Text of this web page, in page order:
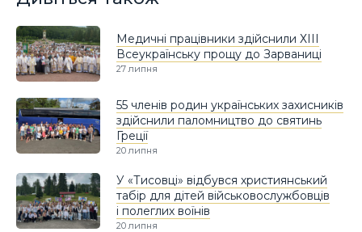
Медичні працівники здійснили ХІІІ
Всеукраїнську прощу до Зарваниці
27 липня
55 членів родин українських захисників
здійснили паломництво до святинь
Греції
20 липня
У «Тисовці» відбувся християнський
табір для дітей військовослужбовців
і полеглих воїнів
20 липня